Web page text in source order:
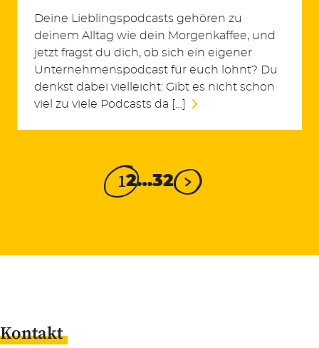
Deine Lieblingspodcasts gehören zu
deinem Alltag wie dein Morgenkaffee, und
jetzt fragst du dich, ob sich ein eigener
Unternehmenspodcast für euch lohnt? Du
denkst dabei vielleicht: Gibt es nicht schon
viel zu viele Podcasts da […]
12…32
Kontakt